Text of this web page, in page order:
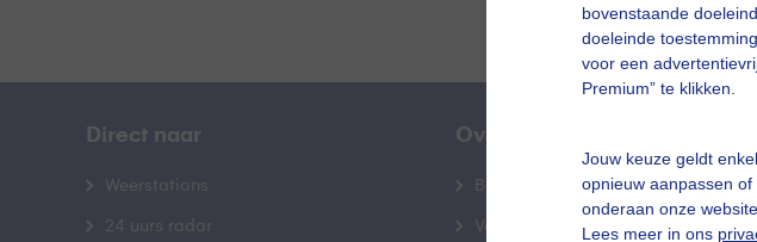
bovenstaande
doeleinde
voor een
Premium” te klikken.
Jouw keuze geldt
opnieuw aanpassen of
onderaan onze
Lees meer in ons
Direct naar
Weerstations
24 uurs radar
Over Buienradar
Bedrijfsgegevens
Veelgestelde vragen